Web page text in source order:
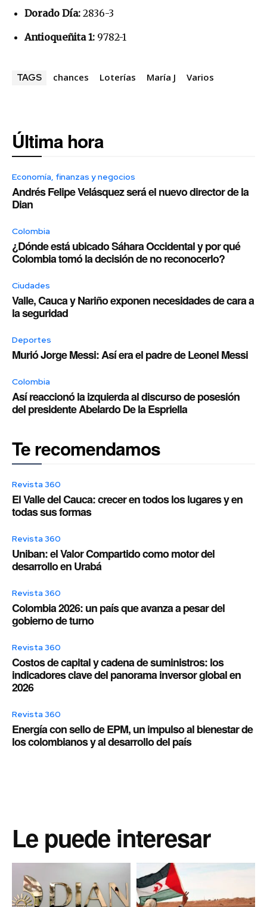
Dorado Día: 2836-3
Antioqueñita 1: 9782-1
TAGS chances Loterías María J Varios
Última hora
Economía, finanzas y negocios
Andrés Felipe Velásquez será el nuevo director de la
Dian
Colombia
¿Dónde está ubicado Sáhara Occidental y por qué
Colombia tomó la decisión de no reconocerlo?
Ciudades
Valle, Cauca y Nariño exponen necesidades de cara a
la seguridad
Deportes
Murió Jorge Messi: Así era el padre de Leonel Messi
Colombia
Así reaccionó la izquierda al discurso de posesión
del presidente Abelardo De la Espriella
Te recomendamos
Revista 360
El Valle del Cauca: crecer en todos los lugares y en
todas sus formas
Revista 360
Uniban: el Valor Compartido como motor del
desarrollo en Urabá
Revista 360
Colombia 2026: un país que avanza a pesar del
gobierno de turno
Revista 360
Costos de capital y cadena de suministros: los
indicadores clave del panorama inversor global en
2026
Revista 360
Energía con sello de EPM, un impulso al bienestar de
los colombianos y al desarrollo del país
Le puede interesar